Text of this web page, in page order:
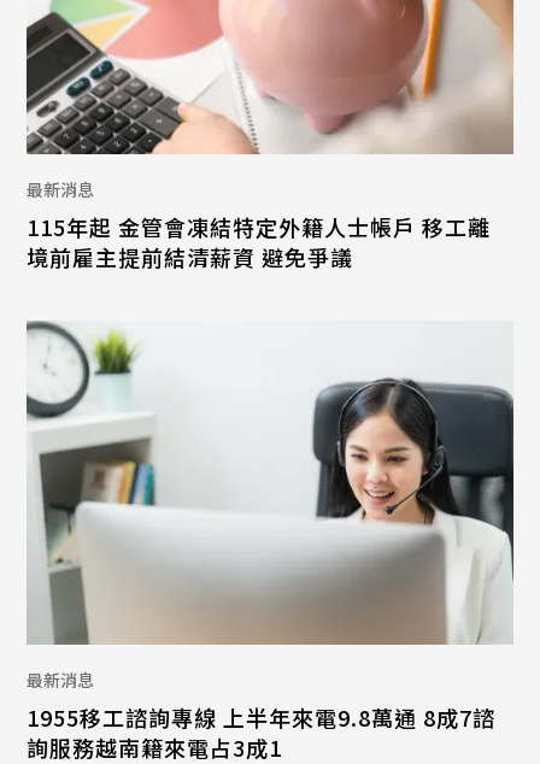
最新消息
115年起 金管會凍結特定外籍人士帳戶 移工離
境前雇主提前結清薪資 避免爭議
最新消息
1955移工諮詢專線 上半年來電9.8萬通 8成7諮
詢服務越南籍來電占3成1